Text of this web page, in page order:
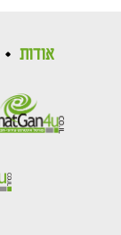
אודות